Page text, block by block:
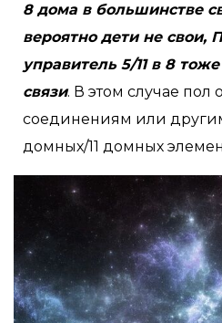
8 дома в большинстве
вероятно дети не свои,
управитель 5/11 в 8
связи. В этом случае пол
соединениям или
домных/11 домных